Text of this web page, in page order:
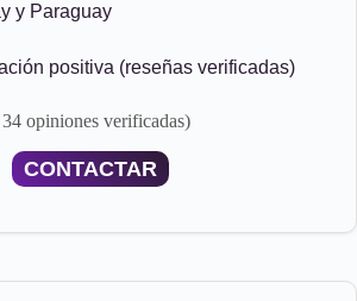
y Paraguay
positiva (reseñas verificadas)
34 opiniones verificadas)
CONTACTAR